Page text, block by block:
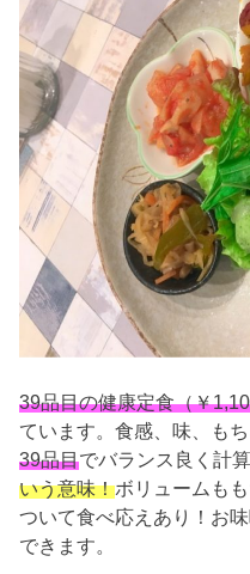
39品目の健康定食（￥
ています。食感、味、も
39品目でバランス良く計
いう意味！ボリュームも
ついて食べ応えあり！お
できます。